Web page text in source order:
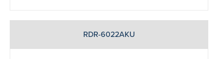
RDR-6022AKU